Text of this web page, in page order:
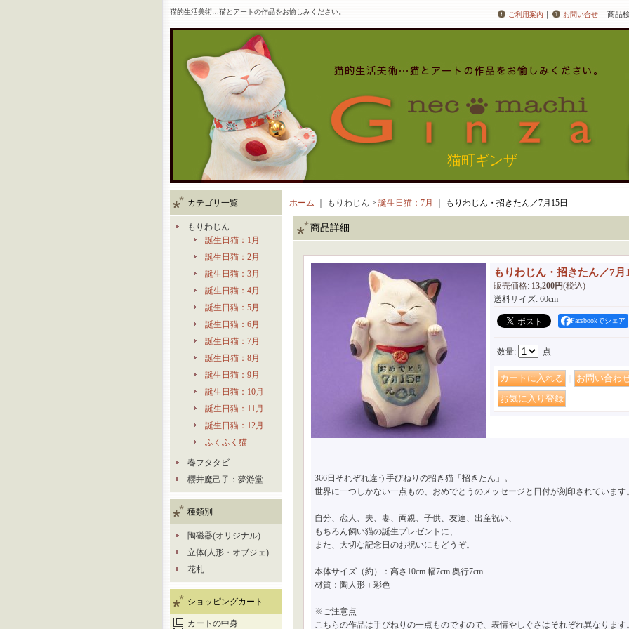
猫的生活美術…猫とアートの作品をお愉しみください。
猫町ギンザ
ご利用案内 ｜ お問い合せ 商品
カテゴリ一覧
もりわじん
誕生日猫：1月
誕生日猫：2月
誕生日猫：3月
誕生日猫：4月
誕生日猫：5月
誕生日猫：6月
誕生日猫：7月
誕生日猫：8月
誕生日猫：9月
誕生日猫：10月
誕生日猫：11月
誕生日猫：12月
ふくふく猫
春フタタビ
櫻井魔己子：夢游堂
種類別
陶磁器(オリジナル)
立体(人形・オブジェ)
花札
ショッピングカート
カートの中身
ホーム ｜ もりわじん > 誕生日猫：7月 もりわじん・招きたん／7月15日
商品詳細
もりわじん・招きたん／7月
販売価格: 13,200円(税込)
送料サイズ: 60cm
Facebookでシェア
数量: 点
366日それぞれ違う手びねりの招き猫「招きたん」。
世界に一つしかない一点もの、おめでとうのメッセージと日付が刻印されています
自分、恋人、夫、妻、両親、子供、友達、出産祝い、
もちろん飼い猫の誕生プレゼントに、
また、大切な記念日のお祝いにもどうぞ。
本体サイズ（約）：高さ10cm 幅7cm 奥行7cm
材質：陶人形＋彩色
※ご注意点
こちらの作品は手びねりの一点ものですので、表情やしぐさはそれぞれ異なります